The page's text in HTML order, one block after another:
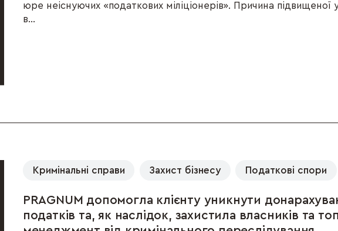
юре неіснуючих «податкових міліціонерів». Причина підвищеної
в...
Кримінальні справи Захист бізнесу Податкові спори
PRAGNUM допомогла клієнту уникнути
податків та, як наслідок, захистила власників та